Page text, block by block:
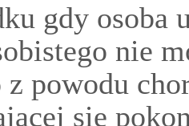
gdy osoba
nie
z powodu
się